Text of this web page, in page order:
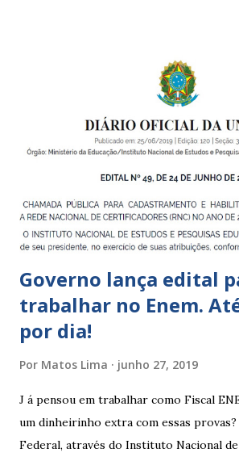
crianças de zero a 3 anos e 11 meses; –
Municipais de Educação Infantil, que
a 5 anos e 11 meses; – CEMEI - Centro
Educação Infantil, que recebe crianças de
Indígena, e trabalham com cri...
Governo lança edital
trabalhar no Enem.
por dia!
Por Matos Lima junho 27, 2019
J á pensou em trabalhar como Fiscal
um dinheirinho extra com essas
Federal, através do Instituto Nacional